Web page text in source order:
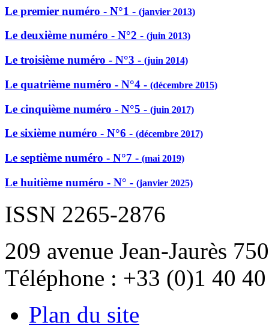
Le premier numéro - N°1 - (janvier 2013)
Le deuxième numéro - N°2 - (juin 2013)
Le troisième numéro - N°3 - (juin 2014)
Le quatrième numéro - N°4 - (décembre 2015)
Le cinquième numéro - N°5 - (juin 2017)
Le sixième numéro - N°6 - (décembre 2017)
Le septième numéro - N°7 - (mai 2019)
Le huitième numéro - N° - (janvier 2025)
ISSN 2265-2876
209 avenue Jean-Jaurès
Téléphone : +33 (0)1 40
Plan du site